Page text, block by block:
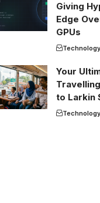
Giving
Edge
GPUs
Technology
Your
to Larkin
Technology